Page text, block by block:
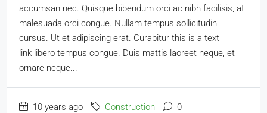
accumsan nec. Quisque bibendum orci ac nibh facilisis, at
malesuada orci congue. Nullam tempus sollicitudin
cursus. Ut et adipiscing erat. Curabitur this is a text
link libero tempus congue. Duis mattis laoreet neque, et
ornare neque...
10 years ago Construction 0